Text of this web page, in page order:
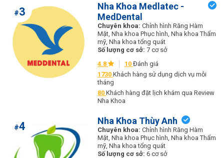
#3
Nha Khoa Medlatec -
MedDental
Chuyên khoa: Chỉnh hình Răng Hàm
Mặt, Nha khoa Phục hình, Nha khoa Thẩm
mỹ, Nha khoa tổng quát
Số lượng cơ sở: 7 cơ sở
4.8
10 Đánh giá
1730 Khách hàng sử dụng dịch vụ mỗi
tháng
80 Khách hàng đặt lịch khám qua Review
Nha Khoa
#4 Nha Khoa Thùy Anh
Chuyên khoa: Chỉnh hình Răng Hàm
Mặt, Nha khoa Phục hình, Nha khoa Thẩm
mỹ, Nha khoa tổng quát
Số lượng cơ sở: 6 cơ sở